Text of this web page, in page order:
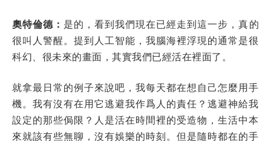
奧特倫德： 是的，看到我們現在已經走到這一步，真的
很叫人警醒。提到人工智能，我腦海裡浮現的通常是很
科幻、很未來的畫面，其實我們已經活在裡面了。
就拿最日常的例子來說吧，我每天都在想自己怎麼用手
機。我有沒有在用它逃避我作爲人的責任？逃避神給我
設定的那些侷限？人是活在時間裡的受造物，生活中本
來就該有些無聊，沒有娛樂的時刻。但是隨時都在的手